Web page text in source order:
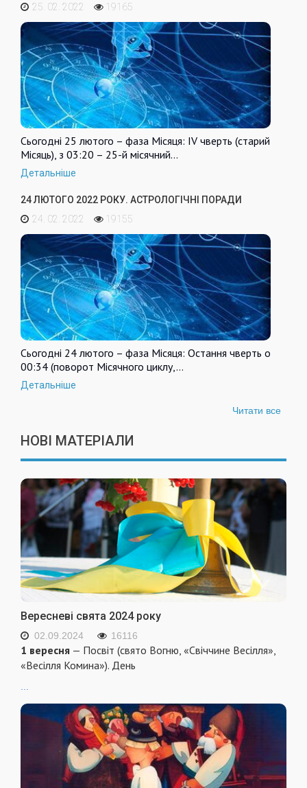
25. 02. 2022
19165
Сьогодні 25 лютого – фаза Місяця: IV чверть (старий
Місяць), з 03:20 – 25-й місячний…
Детальніше
24 ЛЮТОГО 2022 РОКУ. АСТРОЛОГІЧНІ ПОРАДИ
24. 02. 2022
19155
Сьогодні 24 лютого – фаза Місяця: Остання чверть о
00:34 (поворот Місячного циклу,…
Детальніше
Читати все
НОВІ МАТЕРІАЛИ
Вересневі свята 2024 року
02.09.2024 16116
1 вересня — Посвіт (свято Вогню, «Свіччине Весілля»,
«Весілля Комина»). День